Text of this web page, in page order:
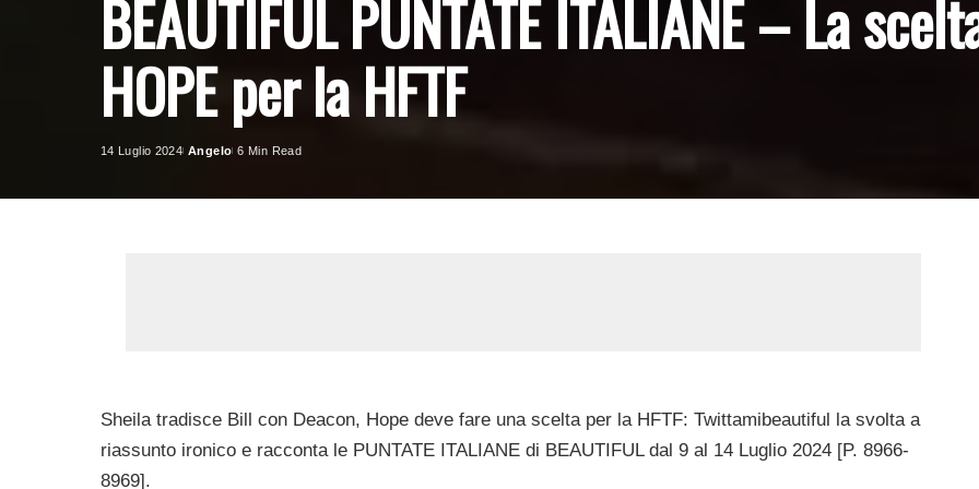
BEAUTIFUL PUNTATE ITALIANE – La
HOPE per la HFTF
14 Luglio 2024
Posted
Angelo 6 Min Read
Sheila tradisce Bill con Deacon, Hope deve fare una scelta per la HFTF: Twittamibeautiful la svolta a
riassunto ironico e racconta le PUNTATE ITALIANE di BEAUTIFUL dal 9 al 14 Luglio 2024 [P. 8966-
8969].